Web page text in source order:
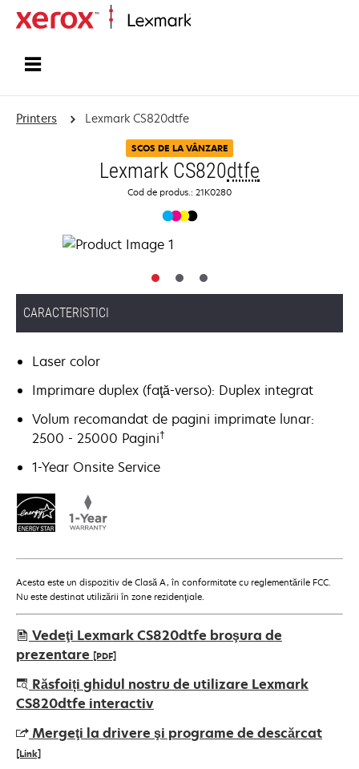
Printers Lexmark CS820dtfe
SCOS DE LA VÂNZARE
Lexmark CS820dtfe
Cod de produs.: 21K0280
CARACTERISTICI
Laser color
Imprimare duplex (faţă-verso): Duplex integrat
Volum recomandat de pagini imprimate lunar:
2500 - 25000 Pagini†
1-Year Onsite Service
Acesta este un dispozitiv de Clasă A, în conformitate cu reglementările FCC.
Nu este destinat utilizării în zone rezidenţiale.
Vedeţi Lexmark CS820dtfe broşura de
prezentare [PDF]
opens
in
new
tab
Răsfoiți ghidul nostru de utilizare Lexmark
CS820dtfe interactiv
Mergeţi la drivere şi programe de descărcat
[Link]